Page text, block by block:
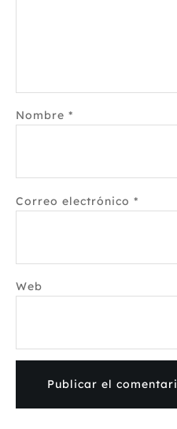
Nombre *
Correo electrónico *
Web